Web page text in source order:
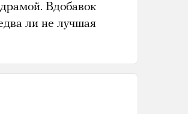
Вдобавок
ли не лучшая